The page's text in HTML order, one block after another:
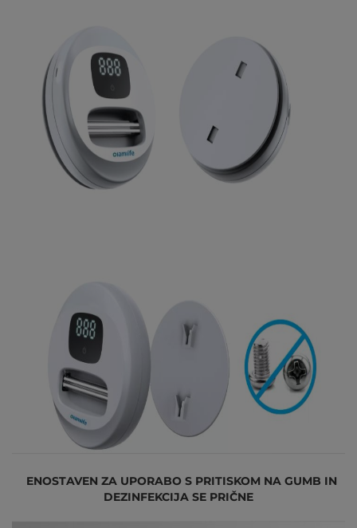
ENOSTAVEN ZA UPORABO S PRITISKOM NA GUMB IN
DEZINFEKCIJA SE PRIČNE